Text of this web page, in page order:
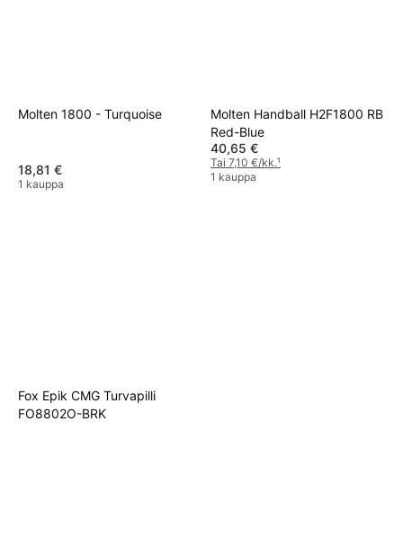
Molten 1800 - Turquoise
18,81 €
1 kauppa
Molten Handball H2F1800 RB
Red-Blue
40,65 €
Tai 7,10 €/kk.¹
1 kauppa
Fox Epik CMG Turvapilli
FO8802O-BRK